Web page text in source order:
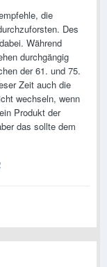
die
Des
Während
durchgängig
der 61. und 75.
Zeit auch die
wechseln, wenn
Produkt der
das sollte dem